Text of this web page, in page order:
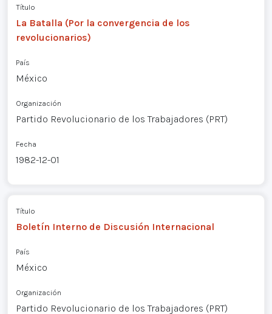
Título
La Batalla (Por la convergencia de los
revolucionarios)
País
México
Organización
Partido Revolucionario de los Trabajadores (PRT)
Fecha
1982-12-01
Título
Boletín Interno de Discusión Internacional
País
México
Organización
Partido Revolucionario de los Trabajadores (PRT)